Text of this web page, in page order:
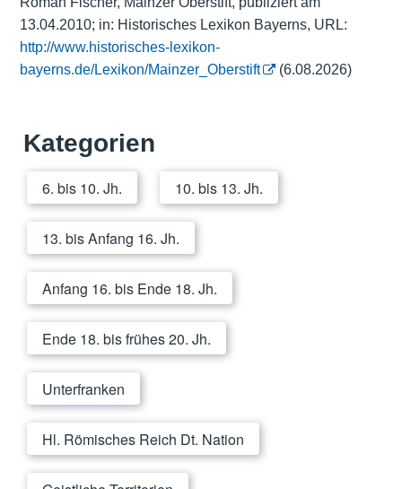
13.04.2010; in: Historisches Lexikon Bayerns, URL:
http://www.historisches-lexikon-
bayerns.de/Lexikon/Mainzer_Oberstift
(6.08.2026)
Kategorien
6. bis 10. Jh. 10. bis 13. Jh.
13. bis Anfang 16. Jh.
Anfang 16. bis Ende 18. Jh.
Ende 18. bis frühes 20. Jh.
Unterfranken
Hl. Römisches Reich Dt. Nation